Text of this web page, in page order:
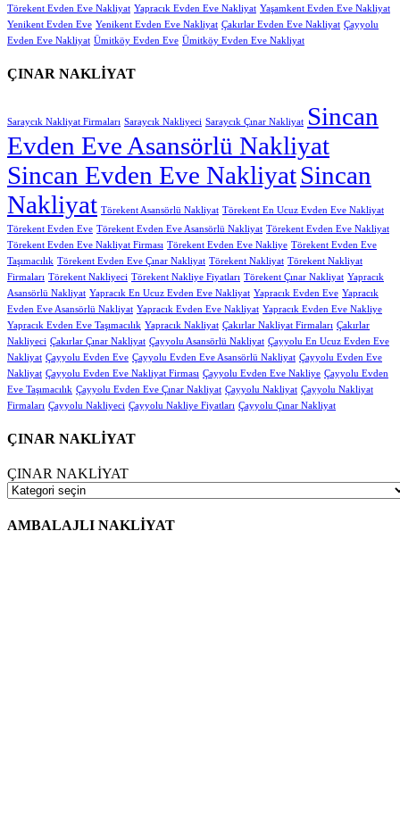
Törekent Evden Eve Nakliyat Yapracık Evden Eve Nakliyat Yaşamkent Evden Eve Nakliyat
Yenikent Evden Eve Yenikent Evden Eve Nakliyat Çakırlar Evden Eve Nakliyat Çayyolu
Evden Eve Nakliyat Ümitköy Evden Eve Ümitköy Evden Eve Nakliyat
ÇINAR NAKLİYAT
Saraycık Nakliyat Firmaları Saraycık Nakliyeci Saraycık Çınar Nakliyat Sincan
Evden Eve Asansörlü Nakliyat
Sincan Evden Eve NakliyatSincan
Nakliyat Törekent Asansörlü Nakliyat Törekent En Ucuz Evden Eve Nakliyat
Törekent Evden Eve Törekent Evden Eve Asansörlü Nakliyat Törekent Evden Eve Nakliyat
Törekent Evden Eve Nakliyat Firması Törekent Evden Eve Nakliye Törekent Evden Eve
Taşımacılık Törekent Evden Eve Çınar Nakliyat Törekent Nakliyat Törekent Nakliyat
Firmaları Törekent Nakliyeci Törekent Nakliye Fiyatları Törekent Çınar Nakliyat Yapracık
Asansörlü Nakliyat Yapracık En Ucuz Evden Eve Nakliyat Yapracık Evden Eve Yapracık
Evden Eve Asansörlü Nakliyat Yapracık Evden Eve Nakliyat Yapracık Evden Eve Nakliye
Yapracık Evden Eve Taşımacılık Yapracık Nakliyat Çakırlar Nakliyat Firmaları Çakırlar
Nakliyeci Çakırlar Çınar Nakliyat Çayyolu Asansörlü Nakliyat Çayyolu En Ucuz Evden Eve
Nakliyat Çayyolu Evden Eve Çayyolu Evden Eve Asansörlü Nakliyat Çayyolu Evden Eve
Nakliyat Çayyolu Evden Eve Nakliyat Firması Çayyolu Evden Eve Nakliye Çayyolu Evden
Eve Taşımacılık Çayyolu Evden Eve Çınar Nakliyat Çayyolu Nakliyat Çayyolu Nakliyat
Firmaları Çayyolu Nakliyeci Çayyolu Nakliye Fiyatları Çayyolu Çınar Nakliyat
ÇINAR NAKLİYAT
ÇINAR NAKLİYAT
AMBALAJLI NAKLİYAT